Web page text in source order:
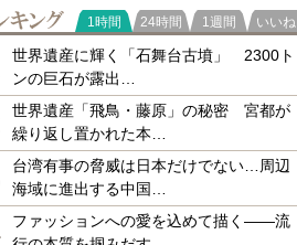
ランキング
1時間 24時間 1週間 いいね
世界遺産に輝く「石舞台古墳」 2300ト
ンの巨石が露出…
世界遺産「飛鳥・藤原」の秘密 宮都が
繰り返し置かれた本…
台湾有事の脅威は日本だけでない…周辺
海域に進出する中国…
ファッションへの愛を込めて描く――流